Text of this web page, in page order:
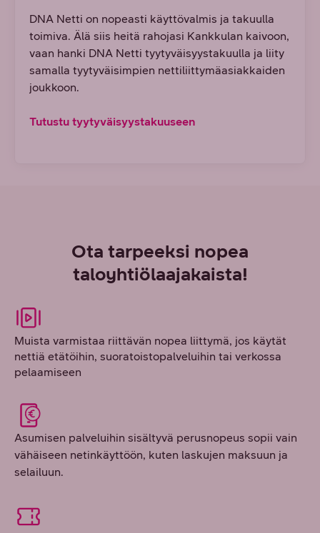
DNA Netti on nopeasti käyttövalmis ja takuulla
toimiva. Älä siis heitä rahojasi Kankkulan kaivoon,
vaan hanki DNA Netti tyytyväisyystakuulla ja liity
samalla tyytyväisimpien nettiliittymäasiakkaiden
joukkoon.
Tutustu tyytyväisyystakuuseen
Ota tarpeeksi nopea
taloyhtiölaajakaista!
Muista varmistaa riittävän nopea liittymä, jos käytät
nettiä etätöihin, suoratoistopalveluihin tai verkossa
pelaamiseen
Asumisen palveluihin sisältyvä perusnopeus sopii vain
vähäiseen netinkäyttöön, kuten laskujen maksuun ja
selailuun.